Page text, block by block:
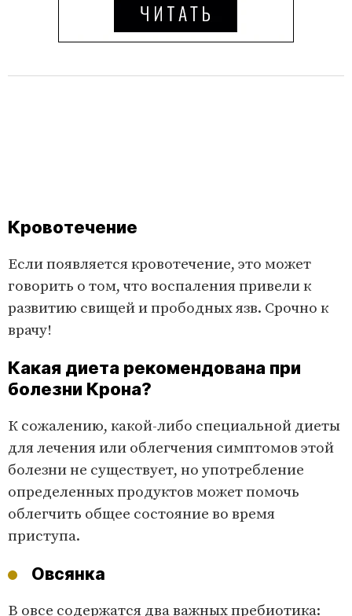
Кровотечение
Если появляется кровотечение, это может
говорить о том, что воспаления привели к
развитию свищей и прободных язв. Срочно к
врачу!
Какая диета рекомендована при
болезни Крона?
К сожалению, какой-либо специальной диеты
для лечения или облегчения симптомов этой
болезни не существует, но употребление
определенных продуктов может помочь
облегчить общее состояние во время
приступа.
Овсянка
В овсе содержатся два важных пребиотика: